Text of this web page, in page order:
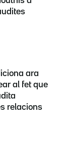
ara
al fet que
relacions